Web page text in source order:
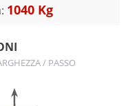
1040 Kg
/ PASSO